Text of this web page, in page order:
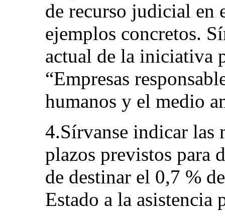
de recurso judicial en
ejemplos concretos.
actual de la iniciativa
“Empresas
humanos y el medio
4.Sírvanse indicar las
plazos previstos para
de destinar el 0,7 %
Estado a la asistencia